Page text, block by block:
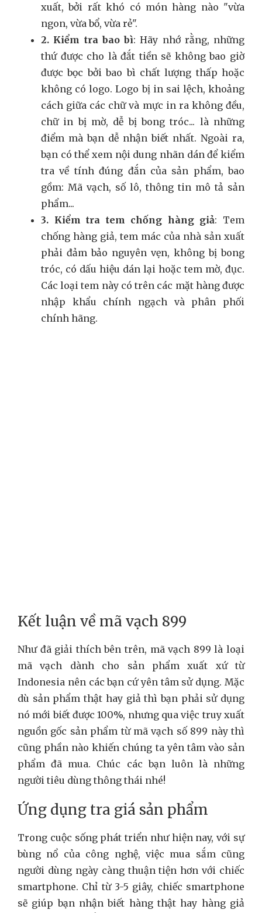
xuất, bởi rất khó có món hàng nào "vừa
ngon, vừa bổ, vừa rẻ".
2. Kiểm tra bao bì: Hãy nhớ rằng, những
thứ được cho là đắt tiền sẽ không bao giờ
được bọc bởi bao bì chất lượng thấp hoặc
không có logo. Logo bị in sai lệch, khoảng
cách giữa các chữ và mực in ra không đều,
chữ in bị mờ, dễ bị bong tróc... là những
điểm mà bạn dễ nhận biết nhất. Ngoài ra,
bạn có thể xem nội dung nhãn dán để kiểm
tra về tính đúng đắn của sản phẩm, bao
gồm: Mã vạch, số lô, thông tin mô tả sản
phẩm...
3. Kiểm tra tem chống hàng giả: Tem
chống hàng giả, tem mác của nhà sản xuất
phải đảm bảo nguyên vẹn, không bị bong
tróc, có dấu hiệu dán lại hoặc tem mờ, đục.
Các loại tem này có trên các mặt hàng được
nhập khẩu chính ngạch và phân phối
chính hãng.
Kết luận về mã vạch 899
Như đã giải thích bên trên, mã vạch 899 là loại
mã vạch dành cho sản phẩm xuất xứ từ
Indonesia nên các bạn cứ yên tâm sử dụng. Mặc
dù sản phẩm thật hay giả thì bạn phải sử dụng
nó mới biết được 100%, nhưng qua việc truy xuất
nguồn gốc sản phẩm từ mã vạch số 899 này thì
cũng phần nào khiến chúng ta yên tâm vào sản
phẩm đã mua. Chúc các bạn luôn là những
người tiêu dùng thông thái nhé!
Ứng dụng tra giá sản phẩm
Trong cuộc sống phát triển như hiện nay, với sự
bùng nổ của công nghệ, việc mua sắm cũng
người dùng ngày càng thuận tiện hơn với chiếc
smartphone. Chỉ từ 3-5 giây, chiếc smartphone
sẽ giúp bạn nhận biết hàng thật hay hàng giả